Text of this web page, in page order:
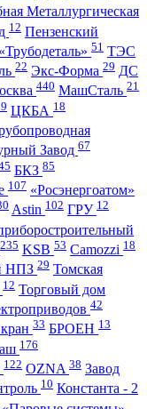
Металлургическая
12 Пензенский
51 ТЭС
22 Экс-Форма 29 ДС
440 МашСталь 21
ЦКБА 18
Завод 67
БКЗ 85
107 «Росэнергоатом»
Astin 102 ГРУ 12
235 KSB 53 Camozzi 18
НПЗ 29 Томская
12 Торговый дом
42
33 БРОЕН 13
176
122 OZNA 38 Завод
10 Константа - 2